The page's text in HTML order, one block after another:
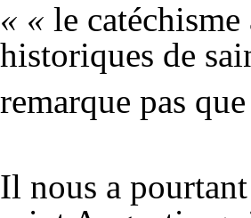
« « le
historiques de
remarque pas
Il nous a